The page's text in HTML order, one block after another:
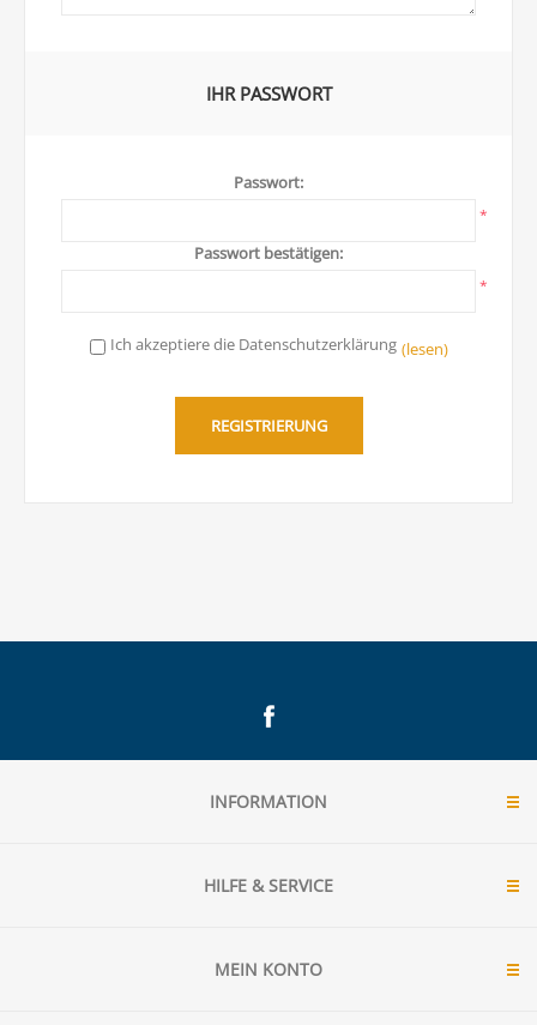
IHR PASSWORT
Passwort:
*
Passwort bestätigen:
*
Ich akzeptiere die Datenschutzerklärung (lesen)
REGISTRIERUNG
INFORMATION
HILFE & SERVICE
MEIN KONTO